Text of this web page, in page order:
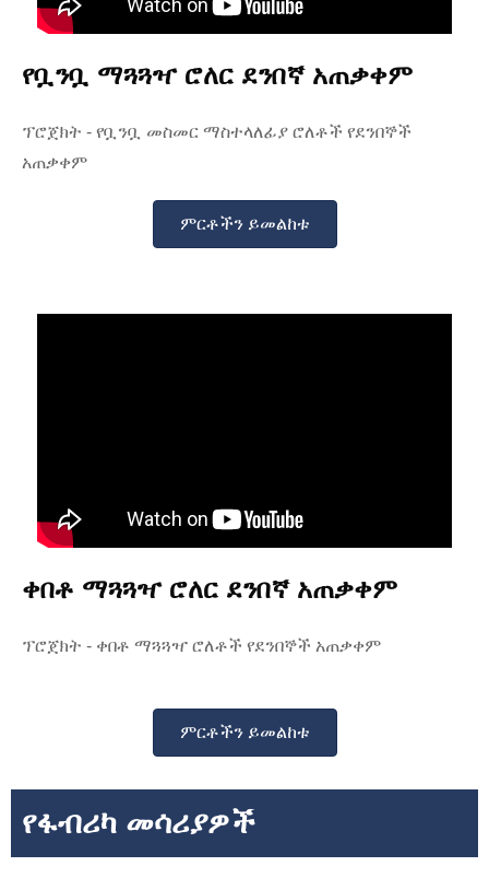
የቧንቧ ማጓጓዣ ሮለር ደንበኛ አጠቃቀም
ፕሮጀክት - የቧንቧ መስመር ማስተላለፊያ ሮለቶች የደንበኞች
አጠቃቀም
ምርቶችን ይመልከቱ
ቀበቶ ማጓጓዣ ሮለር ደንበኛ አጠቃቀም
ፕሮጀክት - ቀበቶ ማጓጓዣ ሮለቶች የደንበኞች አጠቃቀም
ምርቶችን ይመልከቱ
የፋብሪካ መሳሪያዎች